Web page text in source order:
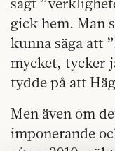
gick hem. Man
kunna säga att
mycket, tycker
tydde på att
Men även om
imponerande